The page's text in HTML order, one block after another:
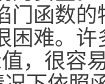
门函数
困难。
，很容